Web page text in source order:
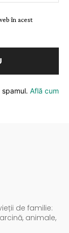
în acest
Află cum
de familie:
animale,